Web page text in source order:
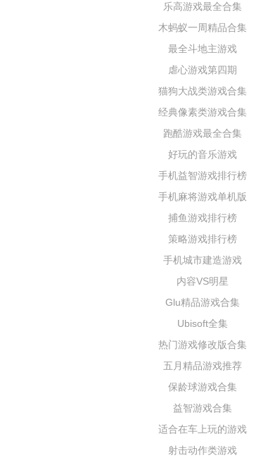
乐高游戏最全合集
木蚂蚁一周精品合集
最全斗地主游戏
虐心游戏第四期
猫狗大战类游戏合集
经典像素类游戏合集
跑酷游戏最全合集
好玩的音乐游戏
手机益智游戏排行榜
手机麻将游戏单机版
捕鱼游戏排行榜
策略游戏排行榜
手机城市建造游戏
内容VS明星
Glu精品游戏合集
Ubisoft全集
热门游戏修改版合集
五月精品游戏推荐
保龄球游戏合集
益智游戏合集
适合在车上玩的游戏
射击动作类游戏